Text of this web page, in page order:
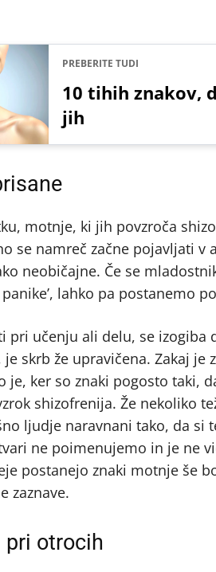
PREBERITE TUDI
10 tihih znakov,
jih
motnje, ki jih povzroča
se namreč začne pojavljati
neobičajne. Če se
panike’, lahko pa postanemo
pri učenju ali delu, se
skrb že upravičena. Zakaj
je, ker so znaki pogosto
shizofrenija. Že nekoliko
ljudje naravnani tako, da si
ne poimenujemo in je ne
postanejo znaki motnje še
zaznave.
pri otrocih